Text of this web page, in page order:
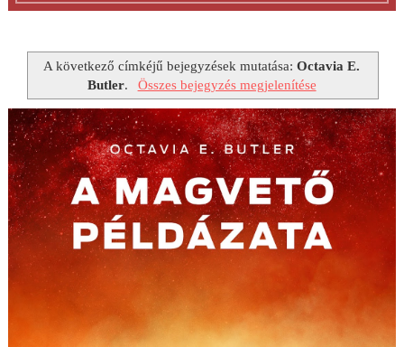
A következő címkéjű bejegyzések mutatása:Octavia E.
Butler. Összes bejegyzés megjelenítése